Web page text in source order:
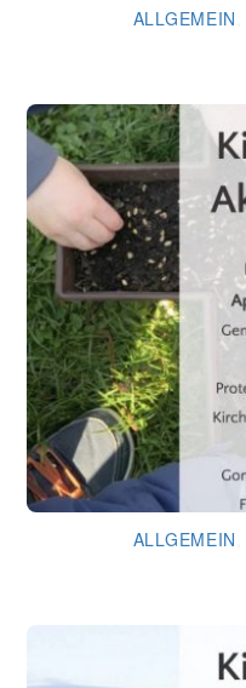
ALLGEMEIN
ALLGEMEIN